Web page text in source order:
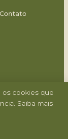
Contato
os cookies que
Saiba mais